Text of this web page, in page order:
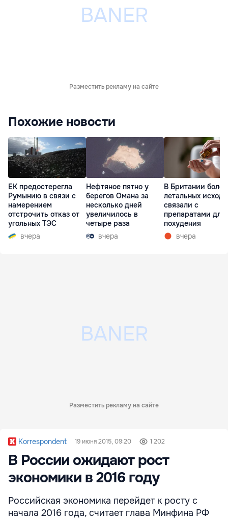
Разместить рекламу на сайте
Похожие новости
ЕК предостерегла
Румынию в связи с
намерением
отстрочить отказ от
угольных ТЭС
вчера
Нефтяное пятно у
берегов Омана за
несколько дней
увеличилось в
четыре раза
вчера
В Британии
летальных
связали с
препаратами для
похудения
вчера
Разместить рекламу на сайте
Korrespondent 19 июня 2015, 09:20 1 202
В России ожидают рост
экономики в 2016 году
Российская экономика перейдет к росту с
начала 2016 года, считает глава Минфина РФ